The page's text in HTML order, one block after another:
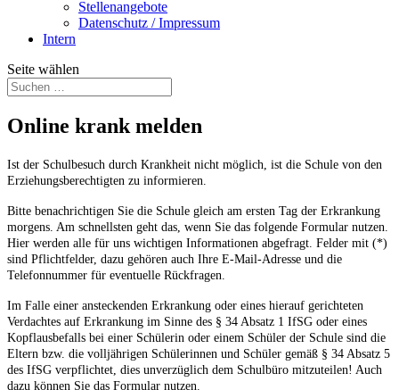
Stellenangebote
Datenschutz / Impressum
Intern
Seite wählen
Online krank melden
Ist der Schulbesuch durch Krankheit nicht möglich, ist die Schule von den
Erziehungsberechtigten zu informieren.
Bitte benachrichtigen Sie die Schule gleich am ersten Tag der Erkrankung
morgens. Am schnellsten geht das, wenn Sie das folgende Formular nutzen.
Hier werden alle für uns wichtigen Informationen abgefragt. Felder mit (*)
sind Pflichtfelder, dazu gehören auch Ihre E-Mail-Adresse und die
Telefonnummer für eventuelle Rückfragen.
Im Falle einer ansteckenden Erkrankung oder eines hierauf gerichteten
Verdachtes auf Erkrankung im Sinne des § 34 Absatz 1 IfSG oder eines
Kopflausbefalls bei einer Schülerin oder einem Schüler der Schule sind die
Eltern bzw. die volljährigen Schülerinnen und Schüler gemäß § 34 Absatz 5
des IfSG verpflichtet, dies unverzüglich dem Schulbüro mitzuteilen! Auch
dazu können Sie das Formular nutzen.